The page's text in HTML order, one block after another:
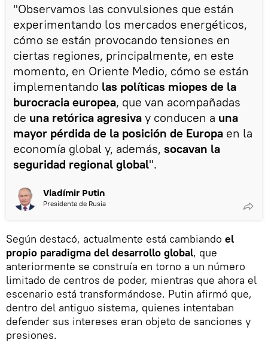
"Observamos las convulsiones que están
experimentando los mercados energéticos,
cómo se están provocando tensiones en
ciertas regiones, principalmente, en este
momento, en Oriente Medio, cómo se están
implementando las políticas miopes de la
burocracia europea, que van acompañadas
de una retórica agresiva y conducen a una
mayor pérdida de la posición de Europa en la
economía global y, además, socavan la
seguridad regional global".
Vladímir Putin
Presidente de Rusia
Según destacó, actualmente está cambiando el
propio paradigma del desarrollo global, que
anteriormente se construía en torno a un número
limitado de centros de poder, mientras que ahora el
escenario está transformándose. Putin afirmó que,
dentro del antiguo sistema, quienes intentaban
defender sus intereses eran objeto de sanciones y
presiones.